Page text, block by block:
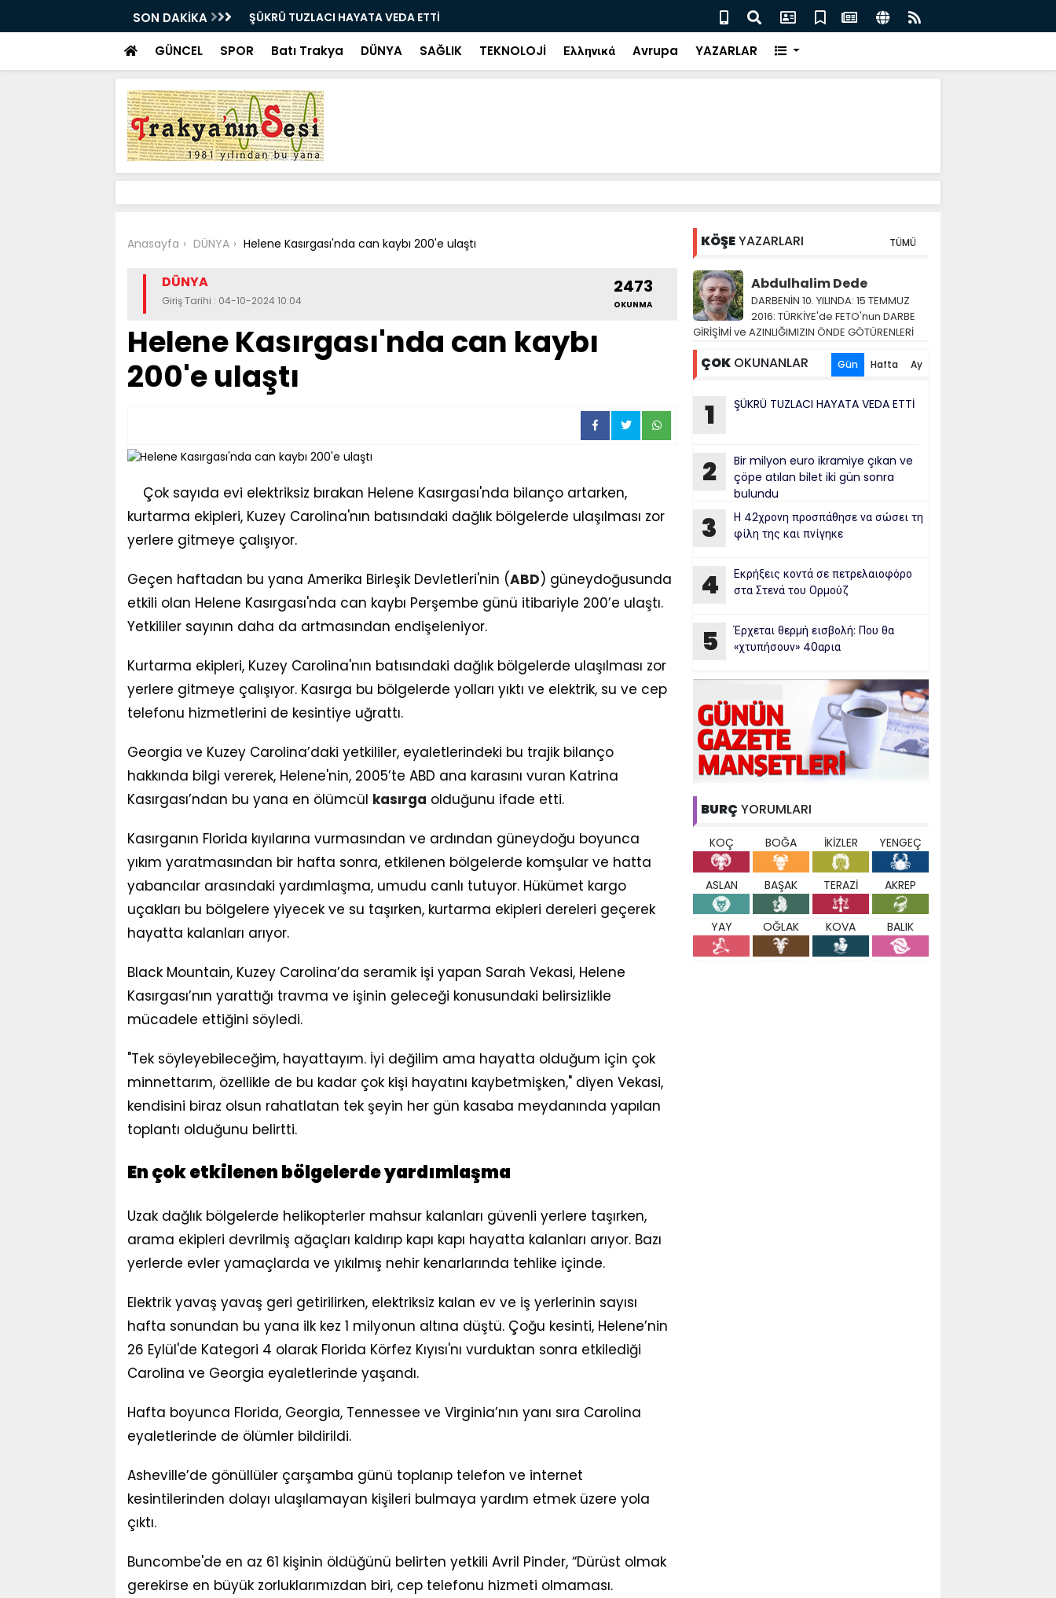
SON DAKİKA
Bir milyon euro ikramiye çıkan ve çöpe atılan bilet iki gün sonra
bulundu
Salah transferi için İngiliz medyası ne diyor?
GÜNCEL SPOR Batı Trakya DÜNYA SAĞLIK TEKNOLOJİ Ελληνικά Avrupa YAZARLAR
Anasayfa DÜNYA Helene Kasırgası'nda can kaybı 200'e ulaştı
DÜNYA
Giriş Tarihi : 04-10-2024 10:04
2473
OKUNMA
Helene Kasırgası'nda can kaybı
200'e ulaştı
Çok sayıda evi elektriksiz bırakan Helene Kasırgası'nda bilanço artarken,
kurtarma ekipleri, Kuzey Carolina'nın batısındaki dağlık bölgelerde ulaşılması zor
yerlere gitmeye çalışıyor.
Geçen haftadan bu yana Amerika Birleşik Devletleri'nin (ABD) güneydoğusunda
etkili olan Helene Kasırgası'nda can kaybı Perşembe günü itibariyle 200’e ulaştı.
Yetkililer sayının daha da artmasından endişeleniyor.
Kurtarma ekipleri, Kuzey Carolina'nın batısındaki dağlık bölgelerde ulaşılması zor
yerlere gitmeye çalışıyor. Kasırga bu bölgelerde yolları yıktı ve elektrik, su ve cep
telefonu hizmetlerini de kesintiye uğrattı.
Georgia ve Kuzey Carolina’daki yetkililer, eyaletlerindeki bu trajik bilanço
hakkında bilgi vererek, Helene'nin, 2005’te ABD ana karasını vuran Katrina
Kasırgası’ndan bu yana en ölümcül kasırga olduğunu ifade etti.
Kasırganın Florida kıyılarına vurmasından ve ardından güneydoğu boyunca
yıkım yaratmasından bir hafta sonra, etkilenen bölgelerde komşular ve hatta
yabancılar arasındaki yardımlaşma, umudu canlı tutuyor. Hükümet kargo
uçakları bu bölgelere yiyecek ve su taşırken, kurtarma ekipleri dereleri geçerek
hayatta kalanları arıyor.
Black Mountain, Kuzey Carolina’da seramik işi yapan Sarah Vekasi, Helene
Kasırgası’nın yarattığı travma ve işinin geleceği konusundaki belirsizlikle
mücadele ettiğini söyledi.
"Tek söyleyebileceğim, hayattayım. İyi değilim ama hayatta olduğum için çok
minnettarım, özellikle de bu kadar çok kişi hayatını kaybetmişken," diyen Vekasi,
kendisini biraz olsun rahatlatan tek şeyin her gün kasaba meydanında yapılan
toplantı olduğunu belirtti.
En çok etkilenen bölgelerde yardımlaşma
Uzak dağlık bölgelerde helikopterler mahsur kalanları güvenli yerlere taşırken,
arama ekipleri devrilmiş ağaçları kaldırıp kapı kapı hayatta kalanları arıyor. Bazı
yerlerde evler yamaçlarda ve yıkılmış nehir kenarlarında tehlike içinde.
Elektrik yavaş yavaş geri getirilirken, elektriksiz kalan ev ve iş yerlerinin sayısı
hafta sonundan bu yana ilk kez 1 milyonun altına düştü. Çoğu kesinti, Helene’nin
26 Eylül'de Kategori 4 olarak Florida Körfez Kıyısı'nı vurduktan sonra etkilediği
Carolina ve Georgia eyaletlerinde yaşandı.
Hafta boyunca Florida, Georgia, Tennessee ve Virginia’nın yanı sıra Carolina
eyaletlerinde de ölümler bildirildi.
Asheville’de gönüllüler çarşamba günü toplanıp telefon ve internet
kesintilerinden dolayı ulaşılamayan kişileri bulmaya yardım etmek üzere yola
çıktı.
Buncombe'de en az 61 kişinin öldüğünü belirten yetkili Avril Pinder, “Dürüst olmak
gerekirse en büyük zorluklarımızdan biri, cep telefonu hizmeti olmaması.
KÖŞEYAZARLARI TÜMÜ
Abdulhalim Dede
DARBENİN 10. YILINDA: 15 TEMMUZ
2016: TÜRKİYE'de FETO'nun DARBE
GİRİŞİMİ ve AZINLIĞIMIZIN ÖNDE GÖTÜRENLERİ
ÇOK OKUNANLAR Gün Hafta Ay
1 ŞÜKRÜ TUZLACI HAYATA VEDA ETTİ
2
Bir milyon euro ikramiye çıkan ve
çöpe atılan bilet iki gün sonra
bulundu
3
Η 42χρονη προσπάθησε να σώσει τη
φίλη της και πνίγηκε
4
Εκρήξεις κοντά σε πετρελαιοφόρο
στα Στενά του Ορμούζ
5
Έρχεται θερμή εισβολή: Που θα
«χτυπήσουν» 40αρια
BURÇ YORUMLARI
KOÇ BOĞA İKİZLER YENGEÇ
ASLAN BAŞAK TERAZİ AKREP
YAY OĞLAK KOVA BALIK